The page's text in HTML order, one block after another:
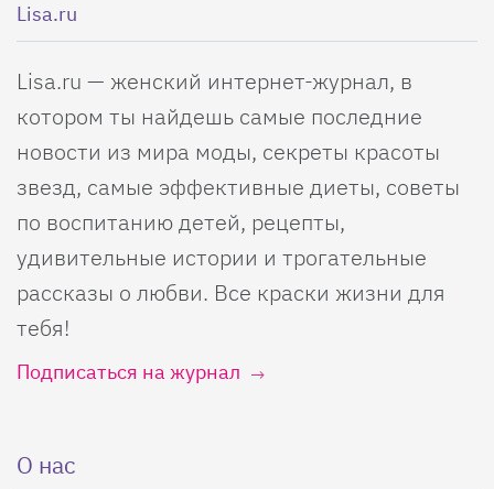
Lisa.ru
Lisa.ru — женский интернет-журнал, в
котором ты найдешь самые последние
новости из мира моды, секреты красоты
звезд, самые эффективные диеты, советы
по воспитанию детей, рецепты,
удивительные истории и трогательные
рассказы о любви. Все краски жизни для
тебя!
Подписаться на журнал
О нас